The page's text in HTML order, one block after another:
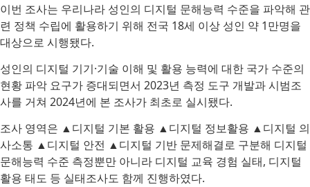
이번 조사는 우리나라 성인의 디지털 문해능력 수준을 파악해 관
련 정책 수립에 활용하기 위해 전국 18세 이상 성인 약 1만명을
대상으로 시행됐다.
성인의 디지털 기기·기술 이해 및 활용 능력에 대한 국가 수준의
현황 파악 요구가 증대되면서 2023년 측정 도구 개발과 시범조
사를 거쳐 2024년에 본 조사가 최초로 실시됐다.
조사 영역은 ▲디지털 기본 활용 ▲디지털 정보활용 ▲디지털 의
사소통 ▲디지털 안전 ▲디지털 기반 문제해결로 구분해 디지털
문해능력 수준 측정뿐만 아니라 디지털 교육 경험 실태, 디지털
활용 태도 등 실태조사도 함께 진행하였다.